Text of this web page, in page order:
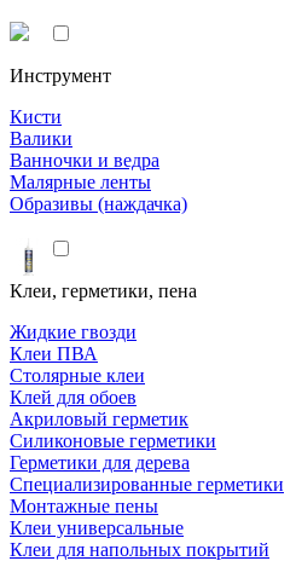
Инструмент
Кисти
Валики
Ванночки и ведра
Малярные ленты
Образивы (наждачка)
Клеи, герметики, пена
Жидкие гвозди
Клеи ПВА
Столярные клеи
Клей для обоев
Акриловый герметик
Силиконовые герметики
Герметики для дерева
Специализированные герметики
Монтажные пены
Клеи универсальные
Клеи для напольных покрытий